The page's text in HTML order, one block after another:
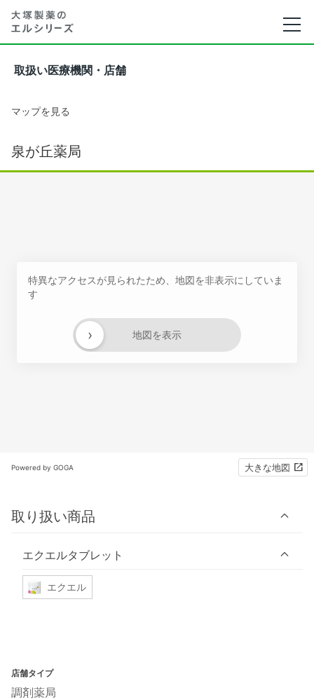
取扱い医療機関・店舗
マップを見る
泉が丘薬局
特異なアクセスが見られたため、地図を非表示にしていま
す
地図を表示
›
Powered by GOGA 大きな地図
取り扱い商品
エクエルタブレット
エクエル
店舗タイプ
調剤薬局